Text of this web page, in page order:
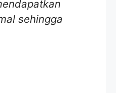
sehingga